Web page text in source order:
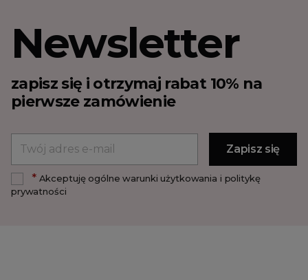
Newsletter
zapisz się i otrzymaj rabat 10% na
pierwsze zamówienie
*Akceptuję ogólne warunki użytkowania i politykę
prywatności